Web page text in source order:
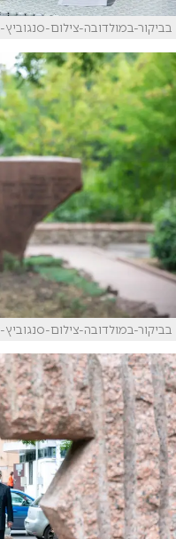
בביקור-במולדובה-צילום-סנגוביץ-4.jpeg
בביקור-במולדובה-צילום-סנגוביץ-5.jpeg